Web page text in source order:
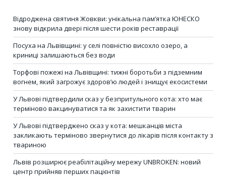
Відроджена святиня Жовкви: унікальна пам’ятка ЮНЕСКО
знову відкрила двері після шести років реставрації
Посуха на Львівщині: у селі повністю висохло озеро, а
криниці залишаються без води
Торфові пожежі на Львівщині: тижні боротьби з підземним
вогнем, який загрожує здоров’ю людей і знищує екосистеми
У Львові підтвердили сказ у безпритульного кота: хто має
терміново вакцинуватися та як захистити тварин
У Львові підтверджено сказ у кота: мешканців міста
закликають терміново звернутися до лікарів після контакту з
твариною
Львів розширює реабілітаційну мережу UNBROKEN: новий
центр прийняв перших пацієнтів